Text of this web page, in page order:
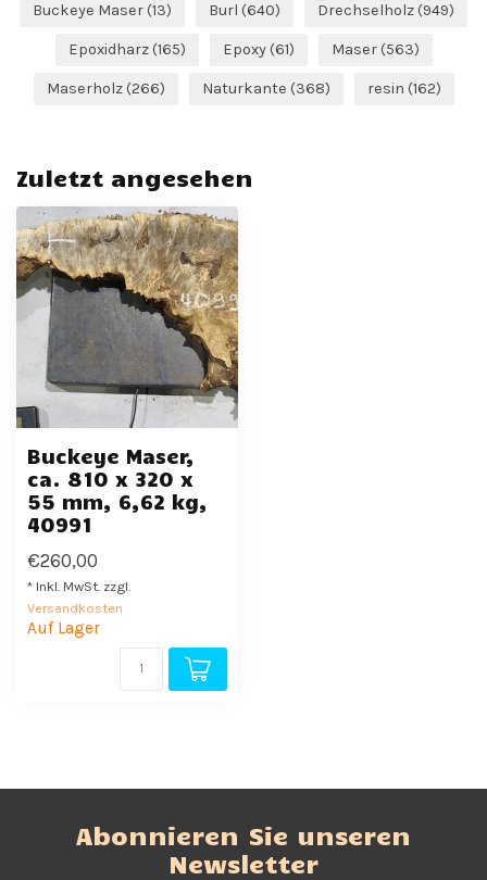
Buckeye Maser (13) Burl (640) Drechselholz (949)
Epoxidharz (165) Epoxy (61) Maser (563)
Maserholz (266) Naturkante (368) resin (162)
Zuletzt angesehen
Buckeye Maser,
ca. 810 x 320 x
55 mm, 6,62 kg,
40991
€260,00
* Inkl. MwSt. zzgl.
Versandkosten
Auf Lager
Abonnieren Sie unseren
Newsletter